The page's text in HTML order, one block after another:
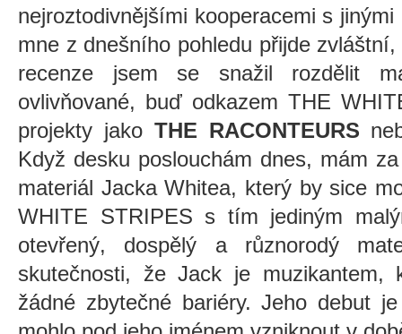
nejroztodivnějšími kooperacemi s
mne z dnešního pohledu přijde
recenze jsem se snažil rozdělit
ovlivňované, buď odkazem THE
projekty jako THE RACONTEURS
Když desku poslouchám dnes, mám
materiál Jacka Whitea, který by sice
WHITE STRIPES s tím jediným
otevřený, dospělý a různorodý
skutečnosti, že Jack je muzikantem,
žádné zbytečné bariéry. Jeho debut